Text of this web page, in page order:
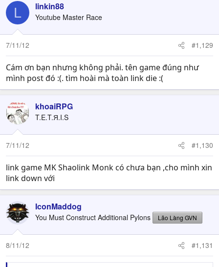
L linkin88
Youtube Master Race
7/11/12 #1,129
Cám ơn bạn nhưng không phải. tên game đúng như
mình post đó :(. tìm hoài mà toàn link die :(
khoaiRPG
T.E.T.Я.I.S
7/11/12 #1,130
link game MK Shaolink Monk có chưa bạn ,cho mình xin
link down với
IconMaddog
You Must Construct Additional Pylons Lão Làng GVN
8/11/12 #1,131